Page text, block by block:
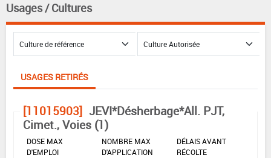
Usages / Cultures
USAGES RETIRÉS
[11015903] JEVI*Désherbage*All. PJT,
Cimet., Voies (1)
DOSE MAX
D'EMPLOI
NOMBRE MAX
D'APPLICATION
DÉLAIS AVANT
RÉCOLTE